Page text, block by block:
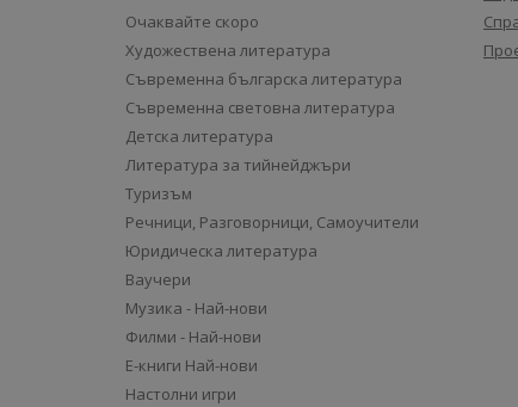
Очаквайте скоро
Художествена литература
Съвременна българска литература
Съвременна световна литература
Детска литература
Литература за тийнейджъри
Туризъм
Речници, Разговорници, Самоучители
Юридическа литература
Ваучери
Музика - Най-нови
Филми - Най-нови
Е-книги Най-нови
Настолни игри